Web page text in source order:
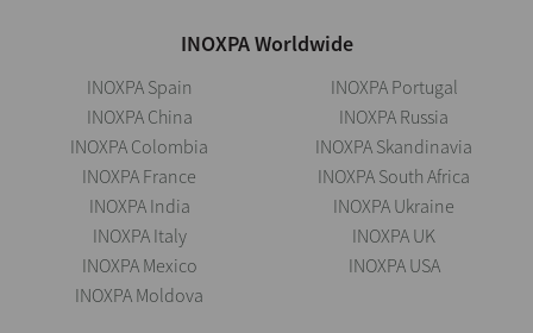
INOXPA Worldwide
INOXPA Spain
INOXPA China
INOXPA Colombia
INOXPA France
INOXPA India
INOXPA Italy
INOXPA Mexico
INOXPA Moldova
INOXPA Portugal
INOXPA Russia
INOXPA Skandinavia
INOXPA South Africa
INOXPA Ukraine
INOXPA UK
INOXPA USA